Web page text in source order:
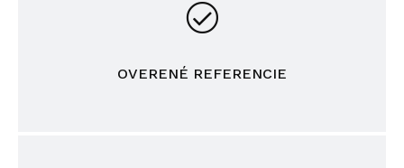
OVERENÉ REFERENCIE